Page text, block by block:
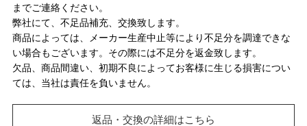
までご連絡ください。
弊社にて、不足品補充、交換致します。
商品によっては、メーカー生産中止等により不足分を調達できな
い場合もございます。その際には不足分を返金致します。
欠品、商品間違い、初期不良によってお客様に生じる損害につい
ては、当社は責任を負いません。
返品・交換の詳細はこちら